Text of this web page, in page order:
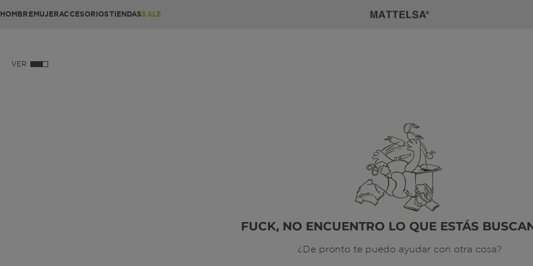
HOMBREMUJERACCESORIOSTIENDASSALE
VER
FUCK, NO ENCUENTRO LO QUE ESTÁS
¿De pronto te puedo ayudar con otra cosa?